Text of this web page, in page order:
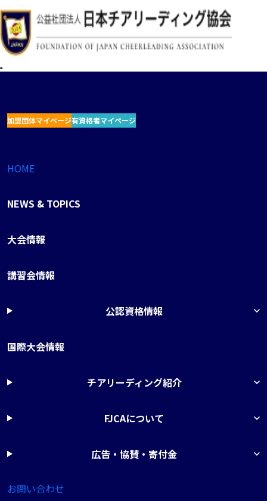
加盟団体マイページ有資格者マイページ
HOME
NEWS & TOPICS
大会情報
講習会情報
公認資格情報
国際大会情報
チアリーディング紹介
FJCAについて
広告・協賛・寄付金
お問い合わせ